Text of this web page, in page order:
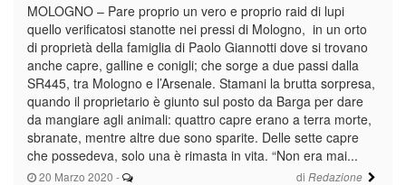
20 Marzo 2020 - di Redazione
MOLOGNO – Pare proprio un vero e proprio raid di lupi
quello verificatosi stanotte nei pressi di Mologno, in un orto
di proprietà della famiglia di Paolo Giannotti dove si trovano
anche capre, galline e conigli; che sorge a due passi dalla
SR445, tra Mologno e l’Arsenale. Stamani la brutta sorpresa,
quando il proprietario è giunto sul posto da Barga per dare
da mangiare agli animali: quattro capre erano a terra morte,
sbranate, mentre altre due sono sparite. Delle sette capre
che possedeva, solo una è rimasta in vita. “Non era mai...